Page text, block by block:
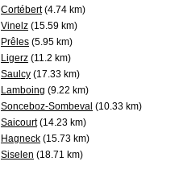
Cortébert(4.74 km)
Vinelz (15.59 km)
Prêles (5.95 km)
Ligerz (11.2 km)
Saulcy (17.33 km)
Lamboing (9.22 km)
Sonceboz-Sombeval (10.33 km)
Saicourt(14.23 km)
Hagneck (15.73 km)
Siselen (18.71 km)